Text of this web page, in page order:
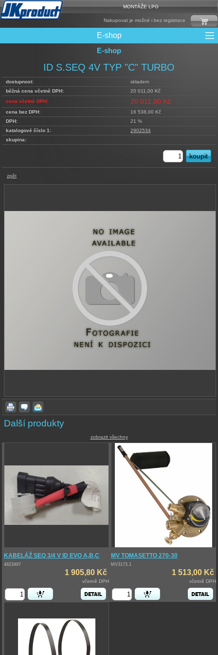
MONTÁŽE LPG
Nakupovat je možné i bez registrace
E-shop
CNG Nádrže
Elektronika + Emulátory
Filtry + Membrány
LPG Nádrže
Mixy + protizášlehové klapky
Multiventily + příslušenství
Ochrana Motoru
Přepínače
Rámy nádrží
Redukce plnění
Reduktory
Řídící jednotky + Testry
Sady + vstřikovače
Spojovací Materiál
Spotřební materiál
Trubky a Hadice
Ventily
E-shop
ID S.SEQ 4V TYP "C" TURBO
dostupnost:
skladem
běžná cena včetně DPH:
20 011,00 Kč
cena včetně DPH:
20 011,00 Kč
cena bez DPH:
16 538,00 Kč
DPH:
21 %
katalogové číslo 1:
2902534
skupina:
zpět
Další produkty
zobrazit všechny
KABELÁŽ SEQ 3/4 V ID EVO A,B,C
4823497
1 905,80 Kč
včetně DPH
MV TOMASETTO 270-30
MV3173.1
1 513,00 Kč
včetně DPH